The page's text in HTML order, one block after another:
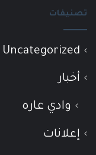
تصنيفات
Uncategorized
أخبار
وادي عاره
إعلانات